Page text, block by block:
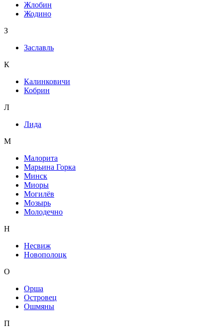
Жлобин
Жодино
З
Заславль
К
Калинковичи
Кобрин
Л
Лида
М
Малорита
Марьина Горка
Минск
Миоры
Могилёв
Мозырь
Молодечно
Н
Несвиж
Новополоцк
О
Орша
Островец
Ошмяны
П